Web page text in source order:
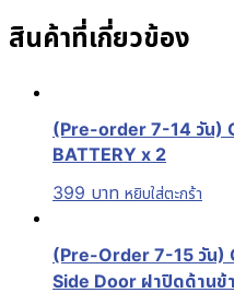
สินค้าที่เกี่ยวข้อง
(Pre-order 7-14 วัน)
BATTERY x 2
399 บาท หยิบใส่ตะกร้า
(Pre-Order 7-15 วัน)
Side Door ฝาปิดด้านข้